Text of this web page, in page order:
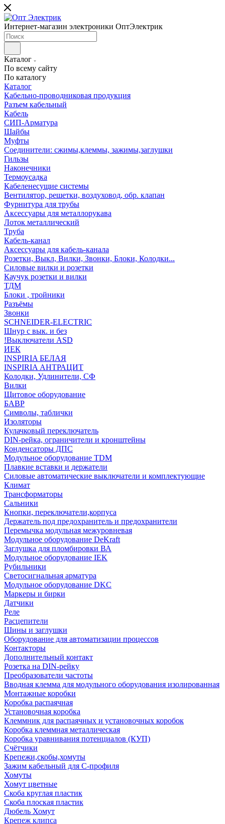
Интернет-магазин электроники ОптЭлектрик
Каталог
По всему сайту
По каталогу
Каталог
Кабельно-проводниковая продукция
Разъем кабельный
Кабель
СИП-Арматура
Шайбы
Муфты
Соединители: сжимы,клеммы, зажимы,заглушки
Гильзы
Наконечники
Термоусадка
Кабеленесущие системы
Вентилятор, решетки, воздуховод, обр. клапан
Фурнитура для трубы
Аксессуары для металлорукава
Лоток металлический
Труба
Кабель-канал
Аксессуары для кабель-канала
Розетки, Выкл, Вилки, Звонки, Блоки, Колодки...
Силовые вилки и розетки
Каучук розетки и вилки
ТДМ
Блоки , тройники
Разъёмы
Звонки
SCHNEIDER-ELECTRIC
Шнур с вык. и без
!Выключатели ASD
ИЕК
INSPIRIA БЕЛАЯ
INSPIRIA АНТРАЦИТ
Колодки, Удлинители, СФ
Вилки
Щитовое оборудование
БАВР
Символы, таблички
Изоляторы
Кулачковый переключатель
DIN-рейка, ограничители и кронштейны
Конденсаторы ДПС
Модульное оборудование TDM
Плавкие вставки и держатели
Силовые автоматические выключатели и комплектующие
Климат
Трансформаторы
Сальники
Кнопки, переключатели,корпуса
Держатель под предохранитель и предохранители
Перемычка модульная межуровневая
Модульное оборудование DeKraft
Заглушка для пломбировки ВА
Модульное оборудование IEK
Рубильники
Светосигнальная арматура
Модульное оборудование DKC
Маркеры и бирки
Датчики
Реле
Расцепители
Шины и заглушки
Оборудование для автоматизации процессов
Контакторы
Дополнительный контакт
Розетка на DIN-рейку
Преобразователи частоты
Вводная клемма для модульного оборудования изолированная
Монтажные коробки
Коробка распаячная
Установочная коробка
Клеммник для распаячных и установочных коробок
Коробка клеммная металлическая
Коробка уравнивания потенциалов (КУП)
Счётчики
Крепежи,скобы,хомуты
Зажим кабельный для С-профиля
Хомуты
Хомут цветные
Скоба круглая пластик
Скоба плоская пластик
Дюбель Хомут
Крепеж клипса